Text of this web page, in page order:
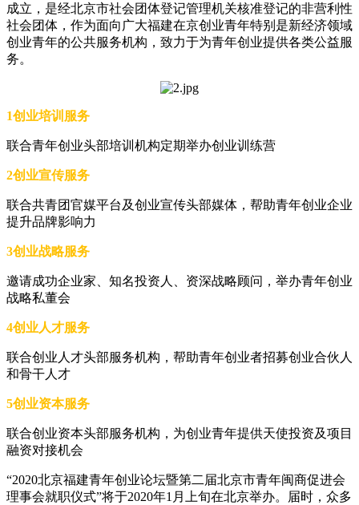
成立，是经北京市社会团体登记管理机关核准登记的非营利性
社会团体，作为面向广大福建在京创业青年特别是新经济领域
创业青年的公共服务机构，致力于为青年创业提供各类公益服
务。
1创业培训服务
联合青年创业头部培训机构定期举办创业训练营
2创业宣传服务
联合共青团官媒平台及创业宣传头部媒体，帮助青年创业企业
提升品牌影响力
3创业战略服务
邀请成功企业家、知名投资人、资深战略顾问，举办青年创业
战略私董会
4创业人才服务
联合创业人才头部服务机构，帮助青年创业者招募创业合伙人
和骨干人才
5创业资本服务
联合创业资本头部服务机构，为创业青年提供天使投资及项目
融资对接机会
“2020北京福建青年创业论坛暨第二届北京市青年闽商促进会
理事会就职仪式”将于2020年1月上旬在北京举办。届时，众多